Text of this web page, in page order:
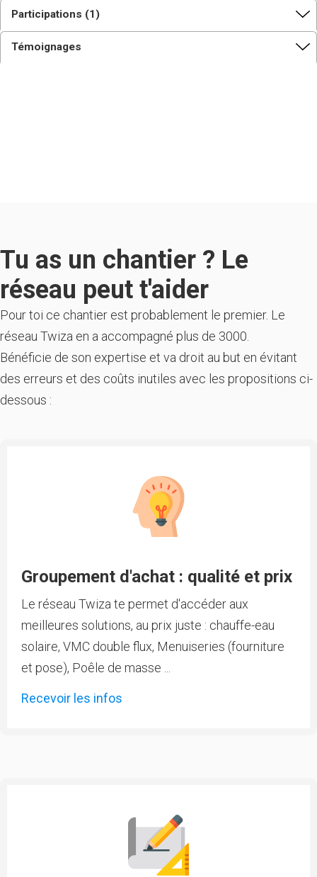
Participations (1)
Témoignages
Tu as un chantier ? Le
réseau peut t'aider
Pour toi ce chantier est probablement le premier. Le
réseau Twiza en a accompagné plus de 3000.
Bénéficie de son expertise et va droit au but en évitant
des erreurs et des coûts inutiles avec les propositions ci-
dessous :
Groupement d'achat : qualité et prix
Le réseau Twiza te permet d'accéder aux
meilleures solutions, au prix juste : chauffe-eau
solaire, VMC double flux, Menuiseries (fourniture
et pose), Poêle de masse ...
Recevoir les infos